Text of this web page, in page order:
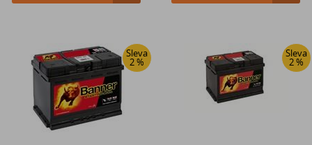
Sleva
2 %
Sleva
2 %